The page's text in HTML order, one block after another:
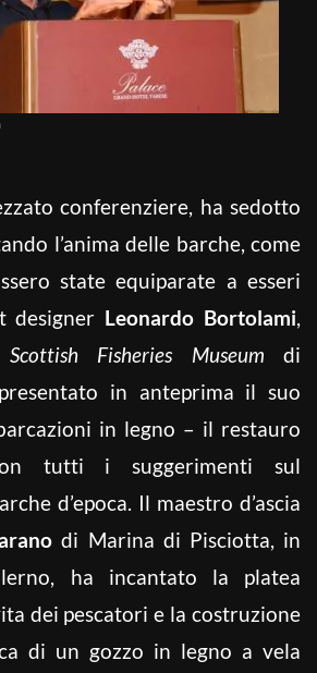
conferenziere, ha sedotto
l’anima delle barche, come
state equiparate a esseri
designer Leonardo Bortolami,
Scottish Fisheries Museum di
in anteprima il suo
in legno – il restauro
tutti i suggerimenti sul
d’epoca. Il maestro d’ascia
di Marina di Pisciotta, in
ha incantato la platea
dei pescatori e la costruzione
di un gozzo in legno a vela